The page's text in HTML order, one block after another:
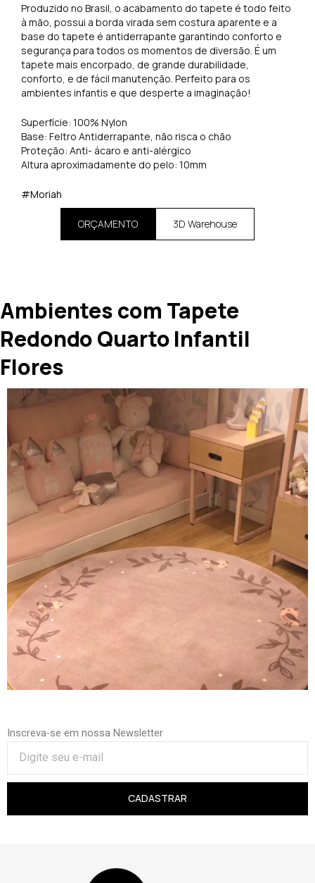
Produzido no Brasil, o acabamento do tapete é todo feito
à mão, possui a borda virada sem costura aparente e a
base do tapete é antiderrapante garantindo conforto e
segurança para todos os momentos de diversão. É um
tapete mais encorpado, de grande durabilidade,
conforto, e de fácil manutenção. Perfeito para os
ambientes infantis e que desperte a imaginação!
Superfície: 100% Nylon
Base: Feltro Antiderrapante, não risca o chão
Proteção: Anti- ácaro e anti-alérgico
Altura aproximadamente do pelo: 10mm
#Moriah
ORÇAMENTO 3D Warehouse
Ambientes com Tapete
Redondo Quarto Infantil
Flores
Inscreva-se em nossa Newsletter
CADASTRAR